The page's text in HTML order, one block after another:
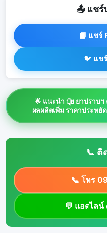
📤 แช
📘 แชร์
🐦 แช
🌟 แนะนำ ปุ๋ย ยาปราบ
ผลผลิตเพิ่ม ราคาประหยั
📞 ติ
📞 โทร
💬 แอดไลน์